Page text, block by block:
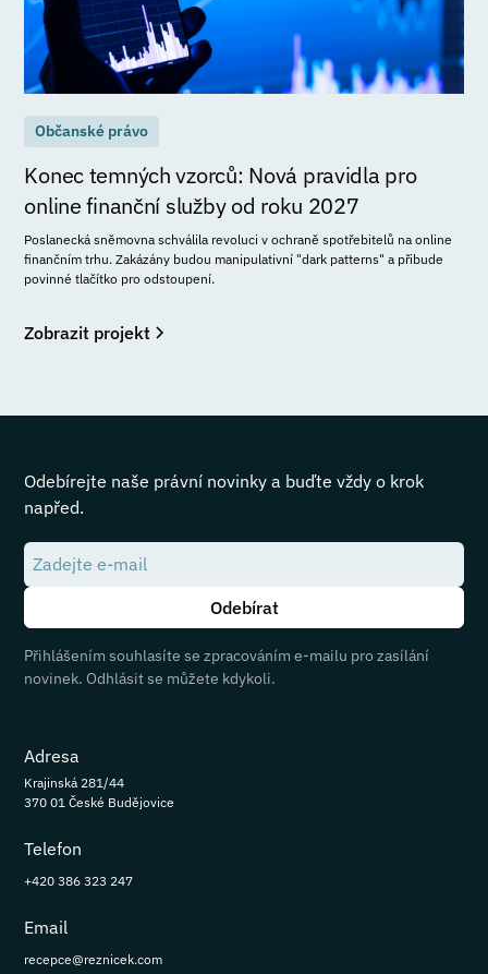
Občanské právo
Konec temných vzorců: Nová pravidla pro
online finanční služby od roku 2027
Poslanecká sněmovna schválila revoluci v ochraně spotřebitelů na online
finančním trhu. Zakázány budou manipulativní "dark patterns" a přibude
povinné tlačítko pro odstoupení.
Zobrazit projekt
Odebírejte naše právní novinky a buďte vždy o krok
napřed.
Přihlášením souhlasíte se zpracováním e-mailu pro zasílání
novinek. Odhlásit se můžete kdykoli.
Adresa
Krajinská 281/44
370 01 České Budějovice
Telefon
+420 386 323 247
Email
recepce@reznicek.com